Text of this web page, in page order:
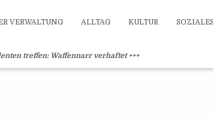
VERWALTUNG ALLTAG KULTUR SOZIALES
treffen: Waffennarr verhaftet +++